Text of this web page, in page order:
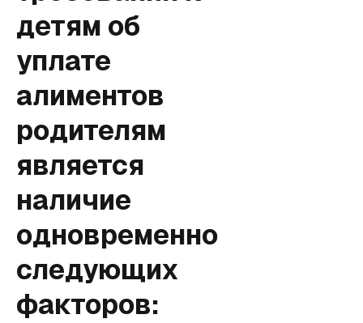
детям об
уплате
алиментов
родителям
является
наличие
одновременно
следующих
факторов: